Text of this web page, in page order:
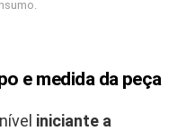
e medida da peça
iniciante a